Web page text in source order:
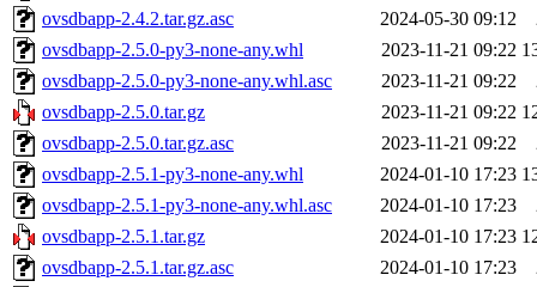
ovsdbapp-2.4.2.tar.gz.asc
2024-05-30 09:12
ovsdbapp-2.5.0-py3-none-any.whl
2023-11-21 09:22
ovsdbapp-2.5.0-py3-none-any.whl.asc
2023-11-21 09:22
ovsdbapp-2.5.0.tar.gz
2023-11-21 09:22
ovsdbapp-2.5.0.tar.gz.asc
2023-11-21 09:22
ovsdbapp-2.5.1-py3-none-any.whl
2024-01-10 17:23
ovsdbapp-2.5.1-py3-none-any.whl.asc
2024-01-10 17:23
ovsdbapp-2.5.1.tar.gz
2024-01-10 17:23
ovsdbapp-2.5.1.tar.gz.asc
2024-01-10 17:23